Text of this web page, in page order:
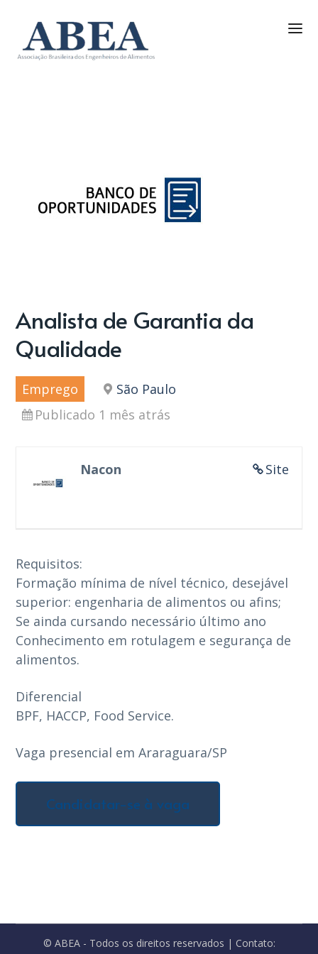
Analista de Garantia da
Qualidade
Emprego
São Paulo
Publicado 1 mês atrás
Site
Nacon
Requisitos:
Formação mínima de nível técnico, desejável
superior: engenharia de alimentos ou afins;
Se ainda cursando necessário último ano
Conhecimento em rotulagem e segurança de
alimentos.
Diferencial
BPF, HACCP, Food Service.
Vaga presencial em Araraguara/SP
© ABEA - Todos os direitos reservados | Contato: